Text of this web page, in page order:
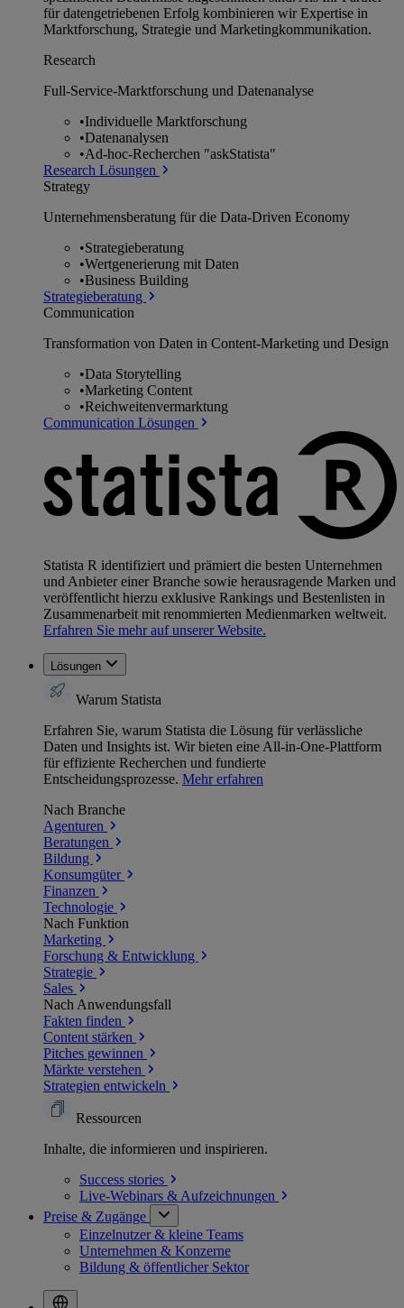
für datengetriebenen Erfolg kombinieren wir Expertise in
Marktforschung, Strategie und Marketingkommunikation.
Research
Full-Service-Marktforschung und Datenanalyse
•Individuelle Marktforschung
•Datenanalysen
•Ad-hoc-Recherchen "askStatista"
Research Lösungen
Strategy
Unternehmens­beratung für die Data-Driven Economy
•Strategieberatung
•Wertgenerierung mit Daten
•Business Building
Strategieberatung
Communication
Transformation von Daten in Content-Marketing und Design
•Data Storytelling
•Marketing Content
•Reichweitenvermarktung
Communication Lösungen
Statista R identifiziert und prämiert die besten Unternehmen
und Anbieter einer Branche sowie herausragende Marken und
veröffentlicht hierzu exklusive Rankings und Bestenlisten in
Zusammenarbeit mit renommierten Medienmarken weltweit.
Erfahren Sie mehr auf unserer Website.
Lösungen
Warum Statista
Erfahren Sie, warum Statista die Lösung für verlässliche
Daten und Insights ist. Wir bieten eine All-in-One-Plattform
für effiziente Recherchen und fundierte
Entscheidungsprozesse. Mehr erfahren
Nach Branche
Agenturen
Beratungen
Bildung
Konsumgüter
Finanzen
Technologie
Nach Funktion
Marketing
Forschung & Entwicklung
Strategie
Sales
Nach Anwendungsfall
Fakten finden
Content stärken
Pitches gewinnen
Märkte verstehen
Strategien entwickeln
Ressourcen
Inhalte, die informieren und inspirieren.
Success stories
Live-Webinars & Aufzeichnungen
Preise & Zugänge
Einzelnutzer & kleine Teams
Unternehmen & Konzerne
Bildung & öffentlicher Sektor